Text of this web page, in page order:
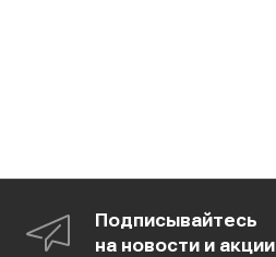
Подписывайтесь
на новости и акции